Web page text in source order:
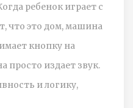
ребенок играет с
что это дом, машина
кнопку на
просто издает звук.
и логику,